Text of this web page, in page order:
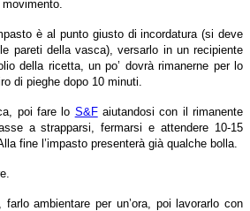
è al punto giusto di incordatura (si deve
pareti della vasca), versarlo in un recipiente
della ricetta, un po’ dovrà rimanerne per lo
di pieghe dopo 10 minuti.
poi fare lo S&Faiutandosi con il rimanente
a strapparsi, fermarsi e attendere 10-15
fine l’impasto presenterà già qualche bolla.
ambientare per un’ora, poi lavorarlo con